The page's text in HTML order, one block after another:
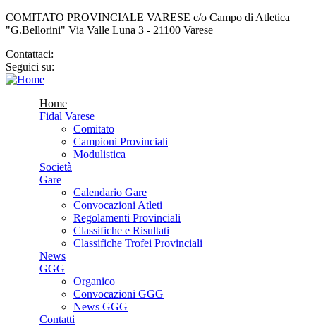
COMITATO PROVINCIALE VARESE c/o Campo di Atletica
"G.Bellorini" Via Valle Luna 3 - 21100 Varese
Contattaci:
Seguici su:
Home
Fidal Varese
Comitato
Campioni Provinciali
Modulistica
Società
Gare
Calendario Gare
Convocazioni Atleti
Regolamenti Provinciali
Classifiche e Risultati
Classifiche Trofei Provinciali
News
GGG
Organico
Convocazioni GGG
News GGG
Contatti